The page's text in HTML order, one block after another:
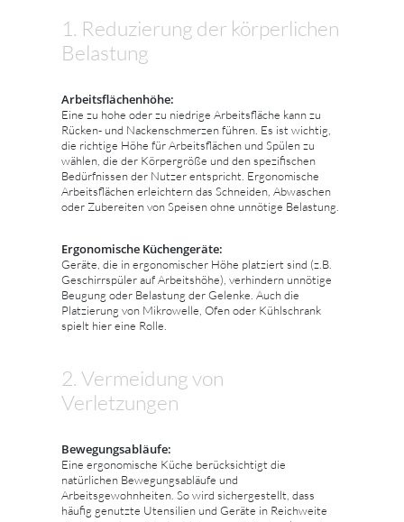
1. Reduzierung der körperlichen
Belastung
Arbeitsflächenhöhe:
Eine zu hohe oder zu niedrige Arbeitsfläche kann zu
Rücken- und Nackenschmerzen führen. Es ist wichtig,
die richtige Höhe für Arbeitsflächen und Spülen zu
wählen, die der Körpergröße und den spezifischen
Bedürfnissen der Nutzer entspricht. Ergonomische
Arbeitsflächen erleichtern das Schneiden, Abwaschen
oder Zubereiten von Speisen ohne unnötige Belastung.
Ergonomische Küchengeräte:
Geräte, die in ergonomischer Höhe platziert sind (z.B.
Geschirrspüler auf Arbeitshöhe), verhindern unnötige
Beugung oder Belastung der Gelenke. Auch die
Platzierung von Mikrowelle, Ofen oder Kühlschrank
spielt hier eine Rolle.
2. Vermeidung von
Verletzungen
Bewegungsabläufe:
Eine ergonomische Küche berücksichtigt die
natürlichen Bewegungsabläufe und
Arbeitsgewohnheiten. So wird sichergestellt, dass
häufig genutzte Utensilien und Geräte in Reichweite